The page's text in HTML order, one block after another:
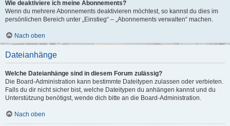
Wie deaktiviere ich meine Abonnements?
Wenn du mehrere Abonnements deaktivieren möchtest, so kannst du dies im
persönlichen Bereich unter „Einstieg“ – „Abonnements verwalten“ machen.
Nach oben
Dateianhänge
Welche Dateianhänge sind in diesem Forum zulässig?
Die Board-Administration kann bestimmte Dateitypen zulassen oder verbieten.
Falls du dir nicht sicher bist, welche Dateitypen du anhängen kannst und du
Unterstützung benötigst, wende dich bitte an die Board-Administration.
Nach oben